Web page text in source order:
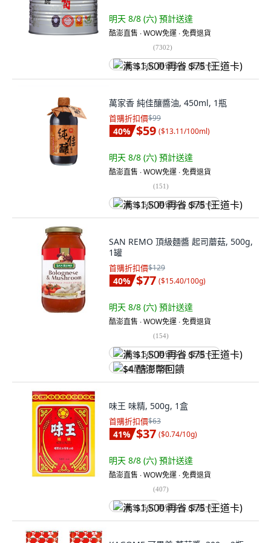
明天 8/8 (六) 預計送達
酷澎直售 ∙ WOW免運 ∙ 免費退貨
(7302)
满 $1,500 再省 $75 (王道卡)
萬家香 純佳釀醬油, 450ml, 1瓶
首購折扣價$99
40% $59 ($13.11/100ml)
明天 8/8 (六) 預計送達
酷澎直售 ∙ WOW免運 ∙ 免費退貨
(151)
满 $1,500 再省 $75 (王道卡)
SAN REMO 頂級麵醬 起司蘑菇, 500g,
1罐
首購折扣價$129
40% $77 ($15.40/100g)
明天 8/8 (六) 預計送達
酷澎直售 ∙ WOW免運 ∙ 免費退貨
(154)
满 $1,500 再省 $75 (王道卡)
$4 酷澎幣回饋
味王 味精, 500g, 1盒
首購折扣價$63
41% $37 ($0.74/10g)
明天 8/8 (六) 預計送達
酷澎直售 ∙ WOW免運 ∙ 免費退貨
(407)
满 $1,500 再省 $75 (王道卡)